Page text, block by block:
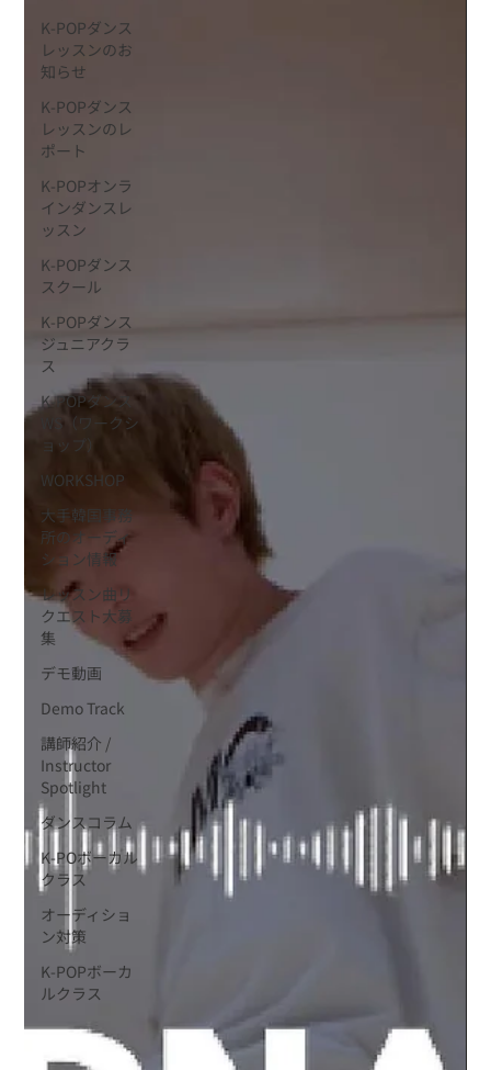
K-POPダンス
レッスンのお
知らせ
K-POPダンス
レッスンのレ
ポート
K-POPオンラ
インダンスレ
ッスン
K-POPダンス
スクール
K-POPダンス
ジュニアクラ
ス
K-POPダンス
WS（ワークシ
ョップ）
WORKSHOP
大手韓国事務
所のオーディ
ション情報
レッスン曲リ
クエスト大募
集
デモ動画
Demo Track
講師紹介 /
Instructor
Spotlight
ダンスコラム
K-POボーカル
クラス
オーディショ
ン対策
K-POPボーカ
ルクラス